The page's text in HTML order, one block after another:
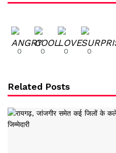
0 0 0 0
Related Posts